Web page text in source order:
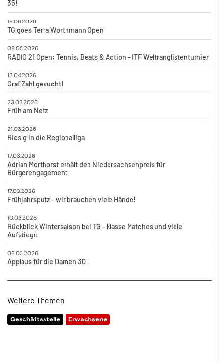
35!
18.06.2026
TG goes Terra Worthmann Open
08.05.2026
RADIO 21 Open: Tennis, Beats & Action - ITF Weltranglistenturnier
13.04.2026
Graf Zahl gesucht!
23.03.2026
Früh am Netz
21.03.2026
Riesig in die Regionalliga
17.03.2026
Adrian Morthorst erhält den Niedersachsenpreis für
Bürgerengagement
17.03.2026
Frühjahrsputz - wir brauchen viele Hände!
10.03.2026
Rückblick Wintersaison bei TG - klasse Matches und viele
Aufstiege
08.03.2026
Applaus für die Damen 30 I
Weitere Themen
Geschäftsstelle Erwachsene